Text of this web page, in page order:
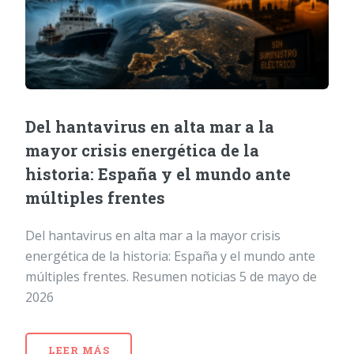
Del hantavirus en alta mar a la
mayor crisis energética de la
historia: España y el mundo ante
múltiples frentes
Del hantavirus en alta mar a la mayor crisis
energética de la historia: España y el mundo ante
múltiples frentes. Resumen noticias 5 de mayo de
2026
LEER MÁS